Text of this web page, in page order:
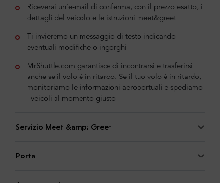
Riceverai un’e-mail di conferma, con il prezzo esatto, i
dettagli del veicolo e le istruzioni meet&greet
Ti invieremo un messaggio di testo indicando
eventuali modifiche o ingorghi
MrShuttle.com garantisce di incontrarsi e trasferirsi
anche se il volo è in ritardo. Se il tuo volo è in ritardo,
monitoriamo le informazioni aeroportuali e spediamo
i veicoli al momento giusto
Servizio Meet &amp; Greet
Porta